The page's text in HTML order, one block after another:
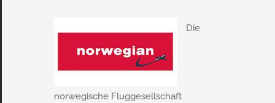
Die
norwegische Fluggesellschaft